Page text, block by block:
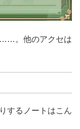
……。他のアクセは
するノートはこん